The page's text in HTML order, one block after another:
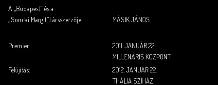
A „Budapest” és a
„Somlai Margit” társszerzője:
MÁSIK JÁNOS
Premier:
2011. JANUÁR 22.
MILLENÁRIS KÖZPONT
Felújítás:
2012. JANUÁR 22.
THÁLIA SZÍHÁZ